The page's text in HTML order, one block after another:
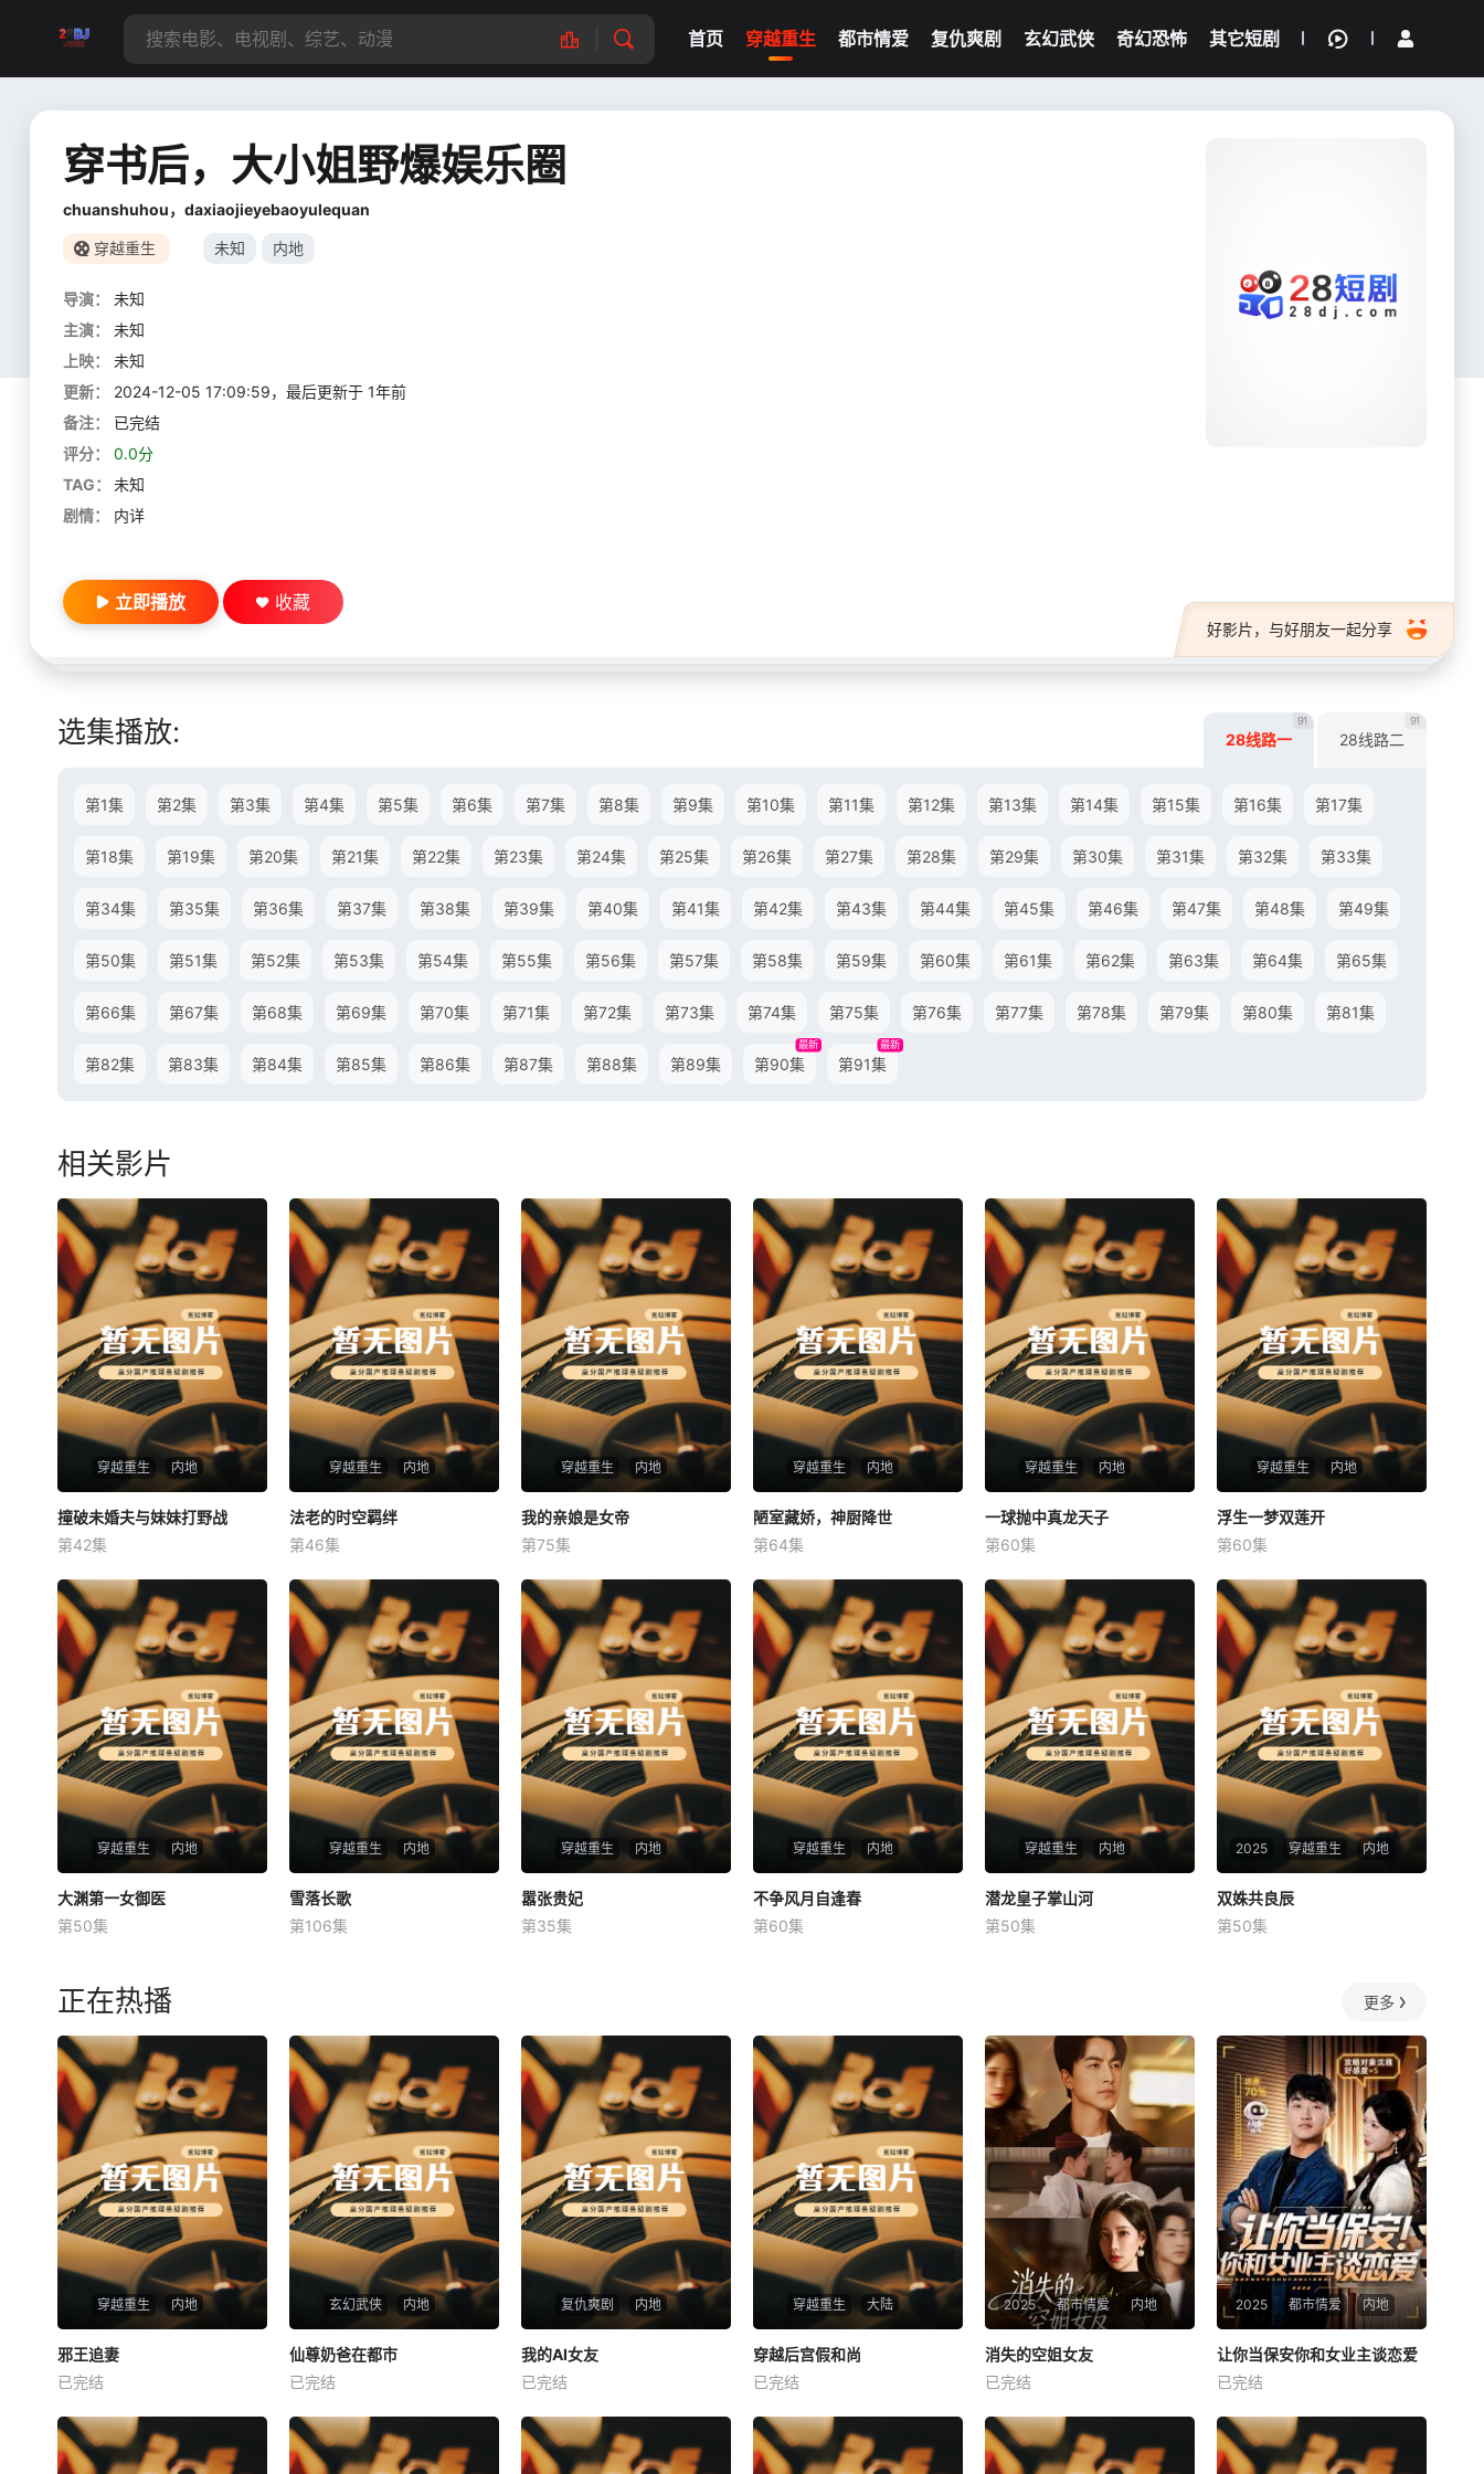
首页 穿越重生 都市情爱 复仇爽剧 玄幻武侠 奇幻恐怖 其它短剧
我的观影记录
穿书后，大小姐野爆娱乐圈
chuanshuhou，daxiaojieyebaoyulequan
穿越重生 未知 内地
导演：
未知
主演：
未知
上映：
未知
更新：
2024-12-05 17:09:59，最后更新于 1年前
备注：
已完结
评分：
0.0分
TAG：
未知
剧情：
内详
好影片，与好朋友一起分享
立即播放 收藏
选集播放: 28线路一
91
28线路二
91
第1集 第2集 第3集 第4集 第5集 第6集 第7集 第8集 第9集 第10集 第11集 第12集 第13集 第14集 第15集 第16集 第17集
第18集 第19集 第20集 第21集 第22集 第23集 第24集 第25集 第26集 第27集 第28集 第29集 第30集 第31集 第32集 第33集
第34集 第35集 第36集 第37集 第38集 第39集 第40集 第41集 第42集 第43集 第44集 第45集 第46集 第47集 第48集 第49集
第50集 第51集 第52集 第53集 第54集 第55集 第56集 第57集 第58集 第59集 第60集 第61集 第62集 第63集 第64集 第65集
第66集 第67集 第68集 第69集 第70集 第71集 第72集 第73集 第74集 第75集 第76集 第77集 第78集 第79集 第80集 第81集
第82集 第83集 第84集 第85集 第86集 第87集 第88集 第89集 第90集
最新
第91集
最新
相关影片
穿越重生 内地
未知
撞破未婚夫与妹妹打野战
第42集
穿越重生 内地
法老的时空羁绊
未知
法老的时空羁绊
第46集
穿越重生 内地
我的亲娘是女帝
未知
我的亲娘是女帝
第75集
穿越重生 内地
陋室藏娇，神厨降世
未知
陋室藏娇，神厨降世
第64集
穿越重生 内地
一球抛中真龙天子
未知
一球抛中真龙天子
第60集
穿越重生 内地
浮生一梦双莲开
未知
浮生一梦双莲开
第60集
穿越重生 内地
大渊第一女御医
未知
大渊第一女御医
第50集
穿越重生 内地
雪落长歌
未知
雪落长歌
第106集
穿越重生 内地
嚣张贵妃
未知
嚣张贵妃
第35集
穿越重生 内地
不争风月自逢春
未知
不争风月自逢春
第60集
穿越重生 内地
潜龙皇子掌山河
未知
潜龙皇子掌山河
第50集
2025 穿越重生 内地
双姝共良辰
未知
双姝共良辰
第50集
正在热播 更多
穿越重生 内地
邪王追妻
未知
邪王追妻
已完结
玄幻武侠 内地
仙尊奶爸在都市
未知
仙尊奶爸在都市
已完结
复仇爽剧 内地
我的AI女友
未知
我的AI女友
已完结
穿越重生 大陆
穿越后宫假和尚
未知
穿越后宫假和尚
已完结
2025 都市情爱 内地
消失的空姐女友
未知
消失的空姐女友
已完结
2025 都市情爱 内地
未知
让你当保安你和女业主谈恋爱
已完结